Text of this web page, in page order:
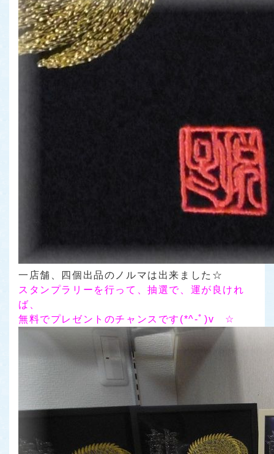
一店舗、四個出品のノルマは出来ました☆
スタンプラリーを行って、抽選で、運が良けれ
ば、
無料でプレゼントのチャンスです(*^-ﾟ)v ☆